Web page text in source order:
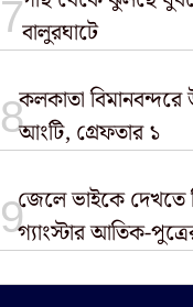
বালুরঘাটে
কলকাতা বিমানবন্দরে
আংটি, গ্রেফতার ১
জেলে ভাইকে দেখতে
গ্যাংস্টার আতিক-